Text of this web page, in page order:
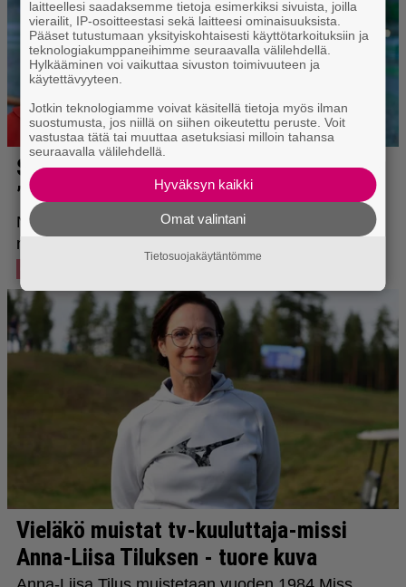
laitteellesi saadaksemme tietoja esimerkiksi sivuista, joilla
vierailit, IP-osoitteestasi sekä laitteesi ominaisuuksista.
Pääset tutustumaan yksityiskohtaisesti käyttötarkoituksiin ja
teknologiakumppaneihimme seuraavalla välilehdellä.
Hylkääminen voi vaikuttaa sivuston toimivuuteen ja
käytettävyyteen.
Jotkin teknologiamme voivat käsitellä tietoja myös ilman
suostumusta, jos niillä on siihen oikeutettu peruste. Voit
vastustaa tätä tai muuttaa asetuksiasi milloin tahansa
seuraavalla välilehdellä.
Hyväksyn kaikki
Omat valintani
Tietosuojakäytäntömme